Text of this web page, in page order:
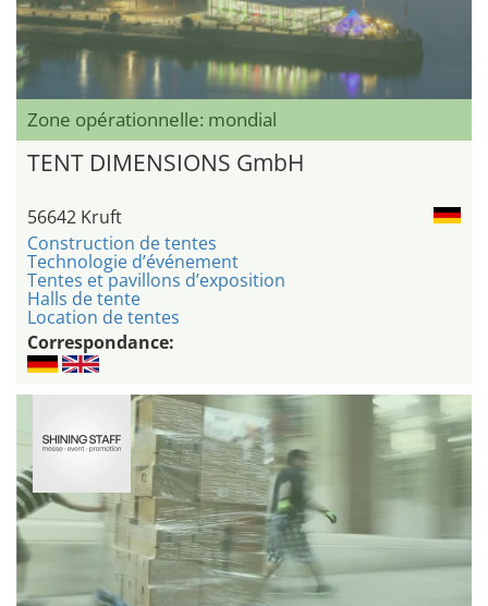
Zone opérationnelle: mondial
TENT DIMENSIONS GmbH
56642 Kruft
Construction de tentes
Technologie d’événement
Tentes et pavillons d’exposition
Halls de tente
Location de tentes
Correspondance: